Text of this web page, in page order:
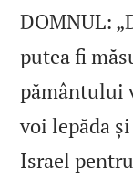
DOMNUL:
putea fi
pământului
voi lepăda
Israel